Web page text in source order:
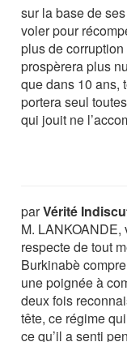
sur la base de
voler pour
plus de
prospèrera plus
que dans 10 ans,
portera seul
qui jouit ne
parVérité
M.
respecte de tout
Burkinabè
une poignée à
deux fois
tête, ce régime
ce qu’il a senti